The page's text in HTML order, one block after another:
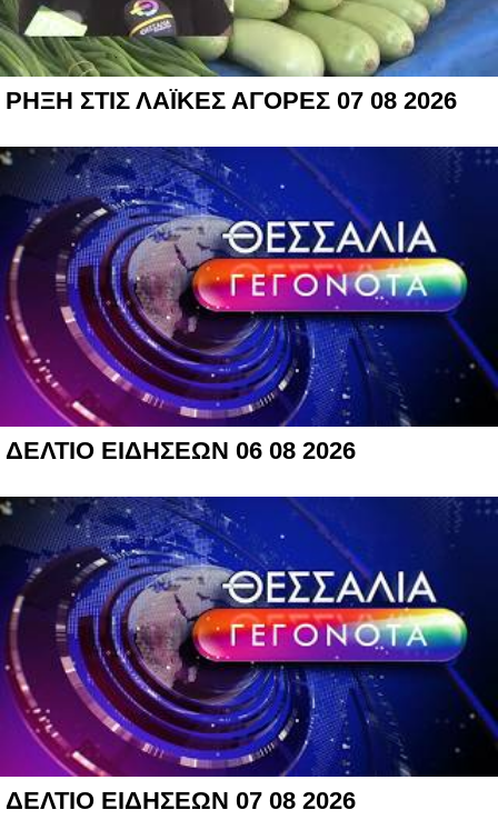
ΡΗΞΗ ΣΤΙΣ ΛΑΪΚΕΣ ΑΓΟΡΕΣ 07 08 2026
ΔΕΛΤΙΟ ΕΙΔΗΣΕΩΝ 06 08 2026
ΔΕΛΤΙΟ ΕΙΔΗΣΕΩΝ 07 08 2026